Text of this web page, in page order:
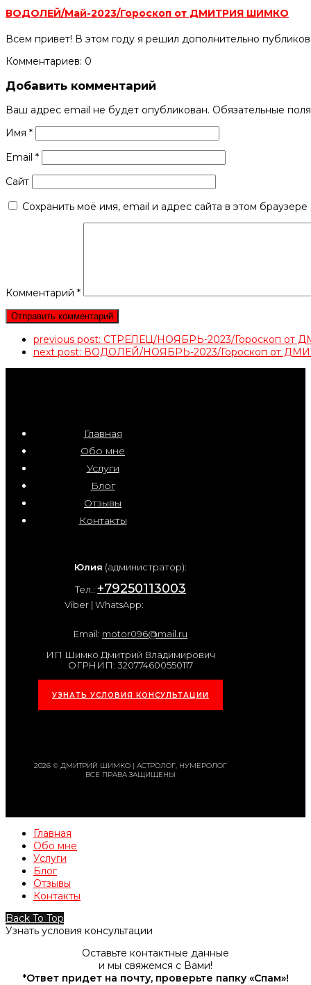
ВОДОЛЕЙ/Май-2023/Гороскоп от ДМИТРИЯ ШИМКО
Всем привет! В этом году я решил дополнительно
Комментариев: 0
Добавить комментарий
Ваш адрес email не будет опубликован. Обязательные
Имя *
Email *
Сайт
Сохранить моё имя, email и адрес сайта в этом
Комментарий *
previous post: СТРЕЛЕЦ/НОЯБРЬ-2023/Гороскоп
next post: ВОДОЛЕЙ/НОЯБРЬ-2023/Гороскоп от
Главная
Обо мне
Услуги
Блог
Отзывы
Контакты
Юлия (администратор):
Тел.: +79250113003
Viber | WhatsApp:
Email: motor096@mail.ru
ИП Шимко Дмитрий Владимирович
ОГРНИП: 320774600550117
УЗНАТЬ УСЛОВИЯ КОНСУЛЬТАЦИИ
2026 © ДМИТРИЙ ШИМКО | АСТРОЛОГ, НУМЕРОЛОГ
ВСЕ ПРАВА ЗАЩИЩЕНЫ
Главная
Обо мне
Услуги
Блог
Отзывы
Контакты
Back To Top
Узнать условия консультации
Оставьте контактные данные
и мы свяжемся с Вами!
*Ответ придет на почту, проверьте папку «Спам»!